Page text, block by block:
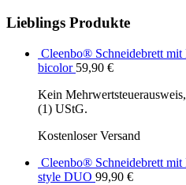
Lieblings Produkte
Cleenbo® Schneidebrett mit
bicolor 59,90 €
Kein
(1) UStG.
Kostenloser Versand
Cleenbo® Schneidebrett mit
style DUO 99,90 €